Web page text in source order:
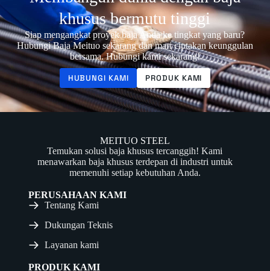
khusus bermutu tinggi
Siap mengangkat proyek baja Anda ke tingkat yang baru?
Hubungi Baja Meituo sekarang dan mari ciptakan keunggulan
bersama. Hubungi kami sekarang!
HUBUNGI KAMI PRODUK KAMI
MEITUO STEEL
Temukan solusi baja khusus tercanggih! Kami
menawarkan baja khusus terdepan di industri untuk
memenuhi setiap kebutuhan Anda.
PERUSAHAAN KAMI
Tentang Kami
Dukungan Teknis
Layanan kami
PRODUK KAMI